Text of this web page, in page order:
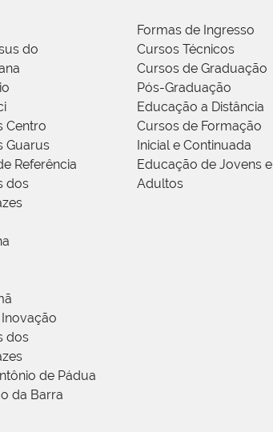
do
Centro
Guarus
Referência
dos
dos
de Pádua
da Barra
Formas de Ingresso
Cursos Técnicos
Cursos de Graduação
Pós-Graduação
Educação a Distância
Cursos de Formação
Inicial e Continuada
Educação de Jovens e
Adultos